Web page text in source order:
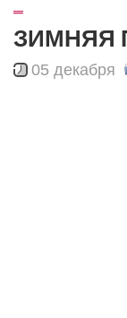
ЗИМНЯЯ
05 декабря